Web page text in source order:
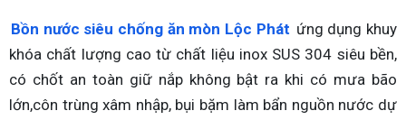
Bồn nước siêu chống ăn mòn Lộc Phát ứng dụng khuy
khóa chất lượng cao từ chất liệu inox SUS 304 siêu bền,
có chốt an toàn giữ nắp không bật ra khi có mưa bão
lớn,côn trùng xâm nhập, bụi bặm làm bẩn nguồn nước dự